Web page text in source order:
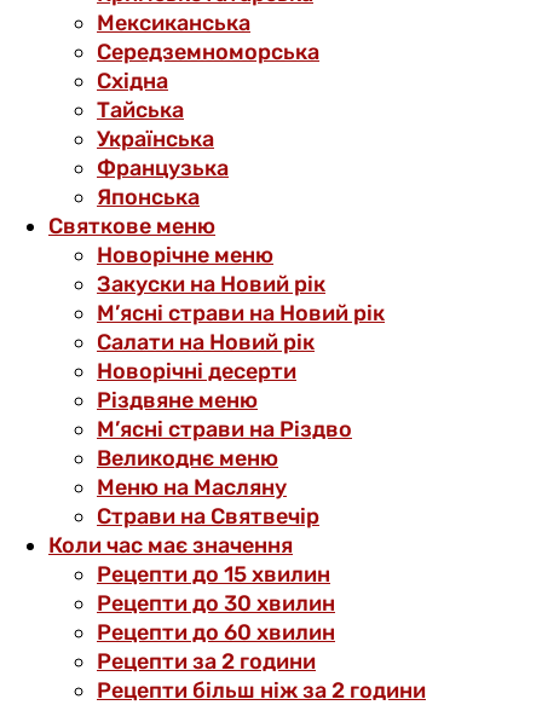
Мексиканська
Середземноморська
Східна
Тайська
Українська
Французька
Японська
Святкове меню
Новорічне меню
Закуски на Новий рік
М’ясні страви на Новий рік
Салати на Новий рік
Новорічні десерти
Різдвяне меню
М’ясні страви на Різдво
Великоднє меню
Меню на Масляну
Страви на Святвечір
Коли час має значення
Рецепти до 15 хвилин
Рецепти до 30 хвилин
Рецепти до 60 хвилин
Рецепти за 2 години
Рецепти більш ніж за 2 години